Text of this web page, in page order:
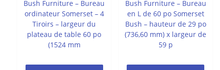
Bush Furniture – Bureau
ordinateur Somerset – 4
Tiroirs – largeur du
plateau de table 60 po
(1524 mm
Bush Furniture – Bureau
en L de 60 po Somerset
Bush – hauteur de 29 po
(736,60 mm) x largeur de
59 p